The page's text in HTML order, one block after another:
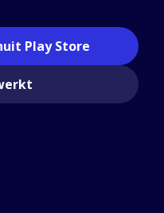
Play Store